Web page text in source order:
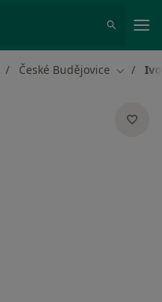
České Budějovice Změna